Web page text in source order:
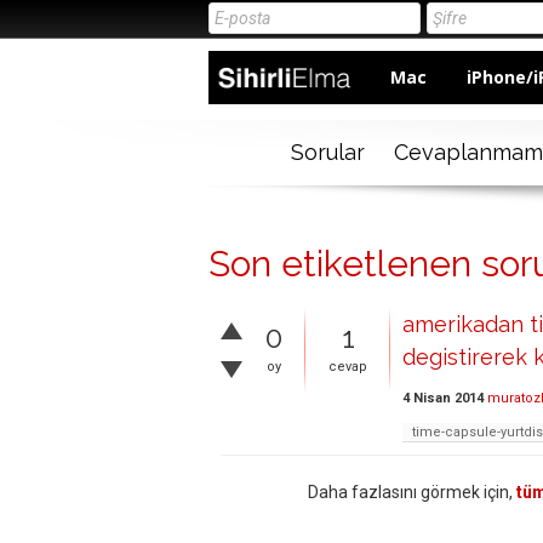
Mac iPhone/
Sorular
Son etiketlenen
0
oy
1
cevap
amerikadan
degistirerek
4 Nisan 2014
time-capsule-
Daha fazlasını görmek için,